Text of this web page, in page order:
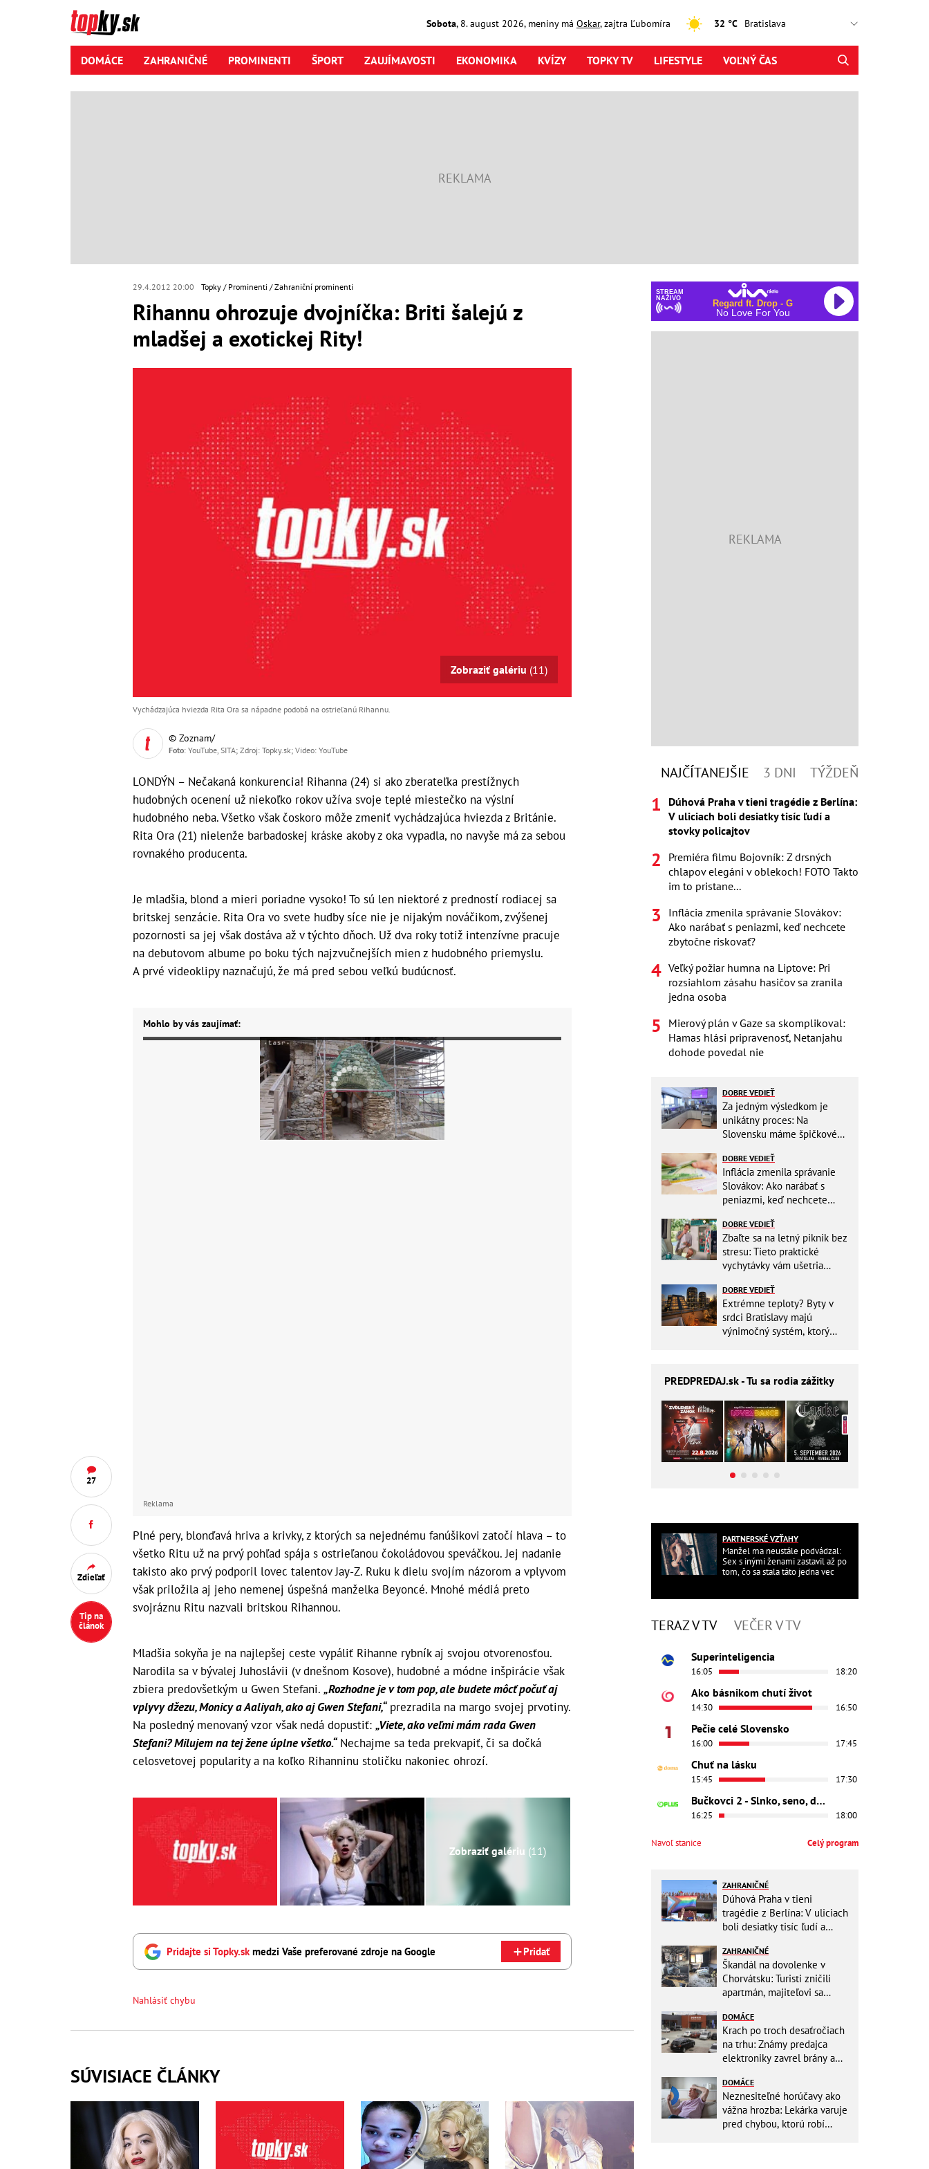
Sobota, 8. august2026, meniny má Oskar, zajtra Ľubomíra 32 °C
DOMÁCE ZAHRANIČNÉ PROMINENTI ŠPORT ZAUJÍMAVOSTI EKONOMIKA KVÍZY TOPKY TV LIFESTYLE VOĽNÝ ČAS
29.4.2012 20:00 Topky Prominenti Zahraniční prominenti
Rihannu ohrozuje dvojníčka: Briti šalejú z
mladšej a exotickej Rity!
27
Zdieľať
Tip na
článok
Zobraziť galériu (11)
Vychádzajúca hviezda Rita Ora sa nápadne podobá na ostrieľanú Rihannu.
© Zoznam/
Foto: YouTube, SITA; Zdroj: Topky.sk; Video: YouTube
LONDÝN – Nečakaná konkurencia! Rihanna (24) si ako zberateľka prestížnych
hudobných ocenení už niekoľko rokov užíva svoje teplé miestečko na výslní
hudobného neba. Všetko však čoskoro môže zmeniť vychádzajúca hviezda z Británie.
Rita Ora (21) nielenže barbadoskej kráske akoby z oka vypadla, no navyše má za sebou
rovnakého producenta.
Je mladšia, blond a mieri poriadne vysoko! To sú len niektoré z predností rodiacej sa
britskej senzácie. Rita Ora vo svete hudby síce nie je nijakým nováčikom, zvýšenej
pozornosti sa jej však dostáva až v týchto dňoch. Už dva roky totiž intenzívne pracuje
na debutovom albume po boku tých najzvučnejších mien z hudobného priemyslu.
A prvé videoklipy naznačujú, že má pred sebou veľkú budúcnosť.
Mohlo by vás zaujímať:
Reklama
Plné pery, blonďavá hriva a krivky, z ktorých sa nejednému fanúšikovi zatočí hlava – to
všetko Ritu už na prvý pohľad spája s ostrieľanou čokoládovou speváčkou. Jej nadanie
takisto ako prvý podporil lovec talentov Jay-Z. Ruku k dielu svojím názorom a vplyvom
však priložila aj jeho nemenej úspešná manželka Beyoncé. Mnohé médiá preto
svojráznu Ritu nazvali britskou Rihannou.
Mladšia sokyňa je na najlepšej ceste vypáliť Rihanne rybník aj svojou otvorenosťou.
Narodila sa v bývalej Juhoslávii (v dnešnom Kosove), hudobné a módne inšpirácie však
zbiera predovšetkým u Gwen Stefani. „Rozhodne je v tom pop, ale budete môcť počuť aj
vplyvy džezu, Monicy a Aaliyah, ako aj Gwen Stefani,“prezradila na margo svojej prvotiny.
Na posledný menovaný vzor však nedá dopustiť: „Viete, ako veľmi mám rada Gwen
Stefani? Milujem na tej žene úplne všetko.“Nechajme sa teda prekvapiť, či sa dočká
celosvetovej popularity a na koľko Rihanninu stoličku nakoniec ohrozí.
Zobraziť galériu (11)
Pridajte si Topky.sk medzi Vaše preferované zdroje na Google Pridať
Nahlásiť chybu
SÚVISIACE ČLÁNKY
STREAM
NAŽIVO
Regard ft. Drop - G
No Love For You
NAJČÍTANEJŠIE 3 DNI TÝŽDEŇ
Dúhová Praha v tieni tragédie z Berlína:
V uliciach boli desiatky tisíc ľudí a
stovky policajtov
Premiéra filmu Bojovník: Z drsných
chlapov elegáni v oblekoch! FOTO Takto
im to pristane...
Inflácia zmenila správanie Slovákov:
Ako narábať s peniazmi, keď nechcete
zbytočne riskovať?
Veľký požiar humna na Liptove: Pri
rozsiahlom zásahu hasičov sa zranila
jedna osoba
Mierový plán v Gaze sa skomplikoval:
Hamas hlási pripravenosť, Netanjahu
dohode povedal nie
DOBRE VEDIEŤ
Za jedným výsledkom je
unikátny proces: Na
Slovensku máme špičkové
DOBRE VEDIEŤ
Inflácia zmenila správanie
Slovákov: Ako narábať s
peniazmi, keď nechcete
DOBRE VEDIEŤ
Zbaľte sa na letný piknik bez
stresu: Tieto praktické
vychytávky vám ušetria
DOBRE VEDIEŤ
Extrémne teploty? Byty v
srdci Bratislavy majú
výnimočný systém, ktorý
PREDPREDAJ.sk - Tu sa rodia zážitky
PARTNERSKÉ VZŤAHY
Manžel ma neustále podvádzal:
Sex s inými ženami zastavil až po
tom, čo sa stala táto jedna vec
TERAZ V TV VEČER V TV
Superinteligencia
16:05 18:20
Ako básnikom chutí život
14:30 16:50
Pečie celé Slovensko
16:00 17:45
Chuť na lásku
15:45 17:30
Bučkovci 2 - Slnko, seno, dedina
16:25 18:00
Navoľ stanice Celý program
ZAHRANIČNÉ
Dúhová Praha v tieni
tragédie z Berlína: V uliciach
boli desiatky tisíc ľudí a
ZAHRANIČNÉ
Škandál na dovolenke v
Chorvátsku: Turisti zničili
apartmán, majiteľovi sa
preplatiť hotel
DOMÁCE
Krach po troch desaťročiach
na trhu: Známy predajca
elektroniky zavrel brány a
DOMÁCE
Neznesiteľné horúčavy ako
vážna hrozba: Lekárka varuje
pred chybou, ktorú robí